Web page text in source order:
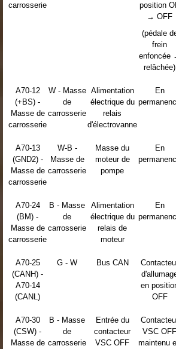
carrosserie
position
→ OFF
(pédale
frein
enfoncée
relâchée)
A70-12
(+BS) -
Masse de
carrosserie
W - Masse
de
carrosserie
Alimentation
électrique du
relais
d'électrovanne
En
A70-13
(GND2) -
Masse de
carrosserie
W-B -
Masse de
carrosserie
Masse du
moteur de
pompe
En
A70-24
(BM) -
Masse de
carrosserie
B - Masse
de
carrosserie
Alimentation
électrique du
relais de
moteur
En
A70-25
(CANH) -
A70-14
(CANL)
G - W Bus CAN
en
OFF
A70-30
(CSW) -
Masse de
B - Masse
de
carrosserie
Entrée du
contacteur
VSC OFF
VSC OFF
maintenu